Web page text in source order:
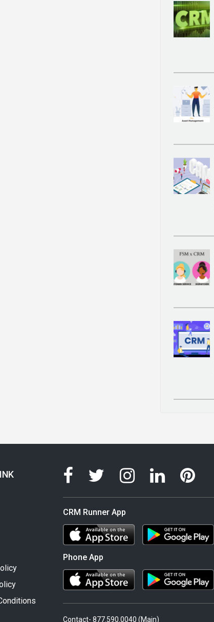
CRM Runner App
Phone App
Contact- 877.590.0040 (Main)